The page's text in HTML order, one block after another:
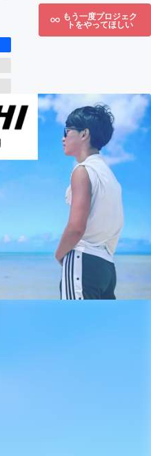
もう一度プロジェク
トをやってほしい